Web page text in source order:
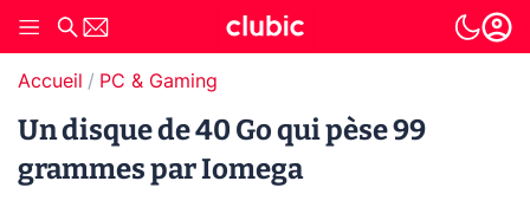
Accueil PC & Gaming
Un disque de 40 Go qui pèse 99
grammes par Iomega